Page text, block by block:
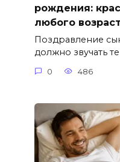
рождения:
любого
Поздравление
должно звучать
0 486